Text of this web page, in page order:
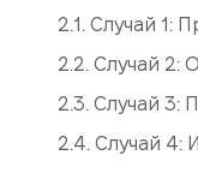
2.1. Случай 1:
2.2. Случай 2:
2.3. Случай 3:
2.4. Случай 4: